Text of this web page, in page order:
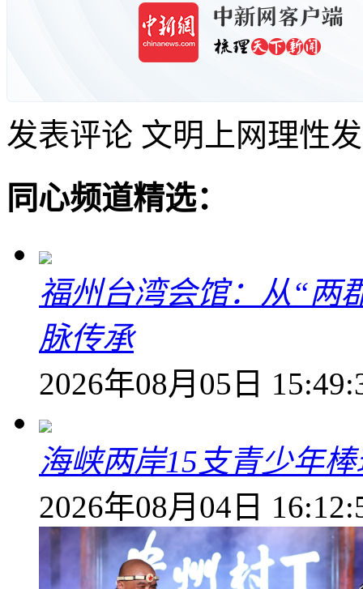
发表评论 文明上网理性
同心频道精选：
福州台湾会馆：从“两
脉传承
2026年08月05日
海峡两岸15支青少年
2026年08月04日